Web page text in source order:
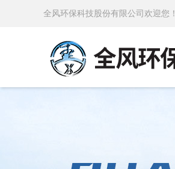
全风环保科技股份有限公司欢迎您！